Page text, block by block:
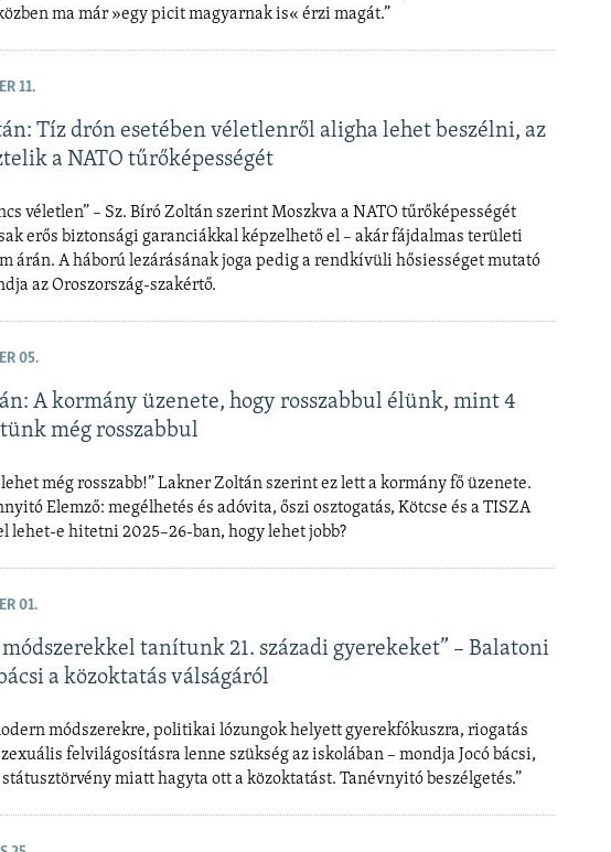
ma már »egy picit magyarnak is« érzi magát.”
11.
Tíz drón esetében véletlenről aligha lehet beszélni, az
a NATO tűrőképességét
véletlen” – Sz. Bíró Zoltán szerint Moszkva a NATO tűrőképességét
erős biztonsági garanciákkal képzelhető el – akár fájdalmas területi
árán. A háború lezárásának joga pedig a rendkívüli hősiességet mutató
az Oroszország-szakértő.
05.
A kormány üzenete, hogy rosszabbul élünk, mint 4
még rosszabbul
lehet még rosszabb!” Lakner Zoltán szerint ez lett a kormány fő üzenete.
Elemző: megélhetés és adóvita, őszi osztogatás, Kötcse és a TISZA
lehet-e hitetni 2025–26-ban, hogy lehet jobb?
01.
módszerekkel tanítunk 21. századi gyerekeket” – Balatoni
a közoktatás válságáról
módszerekre, politikai lózungok helyett gyerekfókuszra, riogatás
felvilágosításra lenne szükség az iskolában – mondja Jocó bácsi,
miatt hagyta ott a közoktatást. Tanévnyitó beszélgetés.”